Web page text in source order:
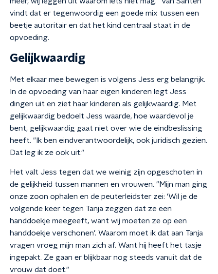
vindt dat er tegenwoordig een goede mix tussen een
beetje autoritair en dat het kind centraal staat in de
opvoeding.
Gelijkwaardig
Met elkaar mee bewegen is volgens Jess erg belangrijk.
In de opvoeding van haar eigen kinderen legt Jess
dingen uit en ziet haar kinderen als gelijkwaardig. Met
gelijkwaardig bedoelt Jess waarde, hoe waardevol je
bent, gelijkwaardig gaat niet over wie de eindbeslissing
heeft. "Ik ben eindverantwoordelijk, ook juridisch gezien.
Dat leg ik ze ook uit."
Het valt Jess tegen dat we weinig zijn opgeschoten in
de gelijkheid tussen mannen en vrouwen. "Mijn man ging
onze zoon ophalen en de peuterleidster zei: 'Wil je de
volgende keer tegen Tanja zeggen dat ze een
handdoekje meegeeft, want wij moeten ze op een
handdoekje verschonen'. Waarom moet ik dat aan Tanja
vragen vroeg mijn man zich af. Want hij heeft het tasje
ingepakt. Ze gaan er blijkbaar nog steeds vanuit dat de
vrouw dat doet."